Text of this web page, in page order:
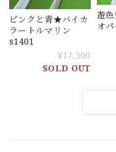
ピンクと青★バイカ
ラートルマリン
s1401
¥17,500
SOLD OUT
遊